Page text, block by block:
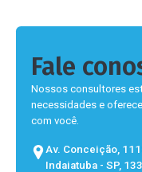
Fale
Nossos consultores
necessidades e
com você.
Av. Conceição,
Indaiatuba - SP,